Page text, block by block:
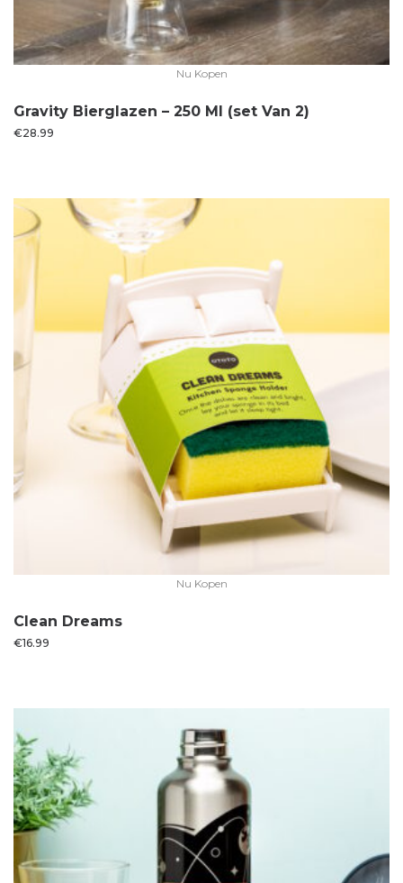
Nu Kopen
Gravity Bierglazen – 250 Ml (set Van 2)
€28.99
Nu Kopen
Clean Dreams
€16.99